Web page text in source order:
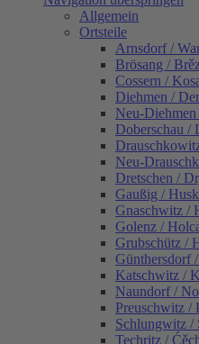
Allgemein
Ortsteile
Arnsdorf /
Brösang /
Cossern /
Diehmen /
Neu-
Doberschau /
Neu-
Dretschen /
Gaußig /
Gnaschwitz /
Golenz /
Grubschütz /
Günthersdorf
Katschwitz /
Naundorf /
Preuschwitz /
Schlungwitz /
Techritz /